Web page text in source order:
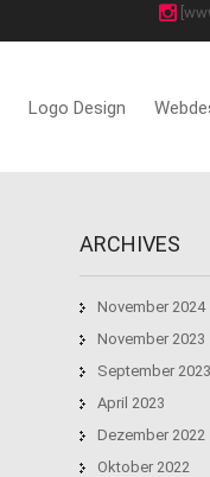
Logo Design
ARCHIVES
November 2024
November 2023
September 2023
April 2023
Dezember 2022
Oktober 2022